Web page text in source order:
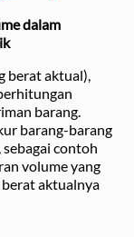
dalam
berat aktual),
barang.
barang-barang
contoh
volume yang
aktualnya